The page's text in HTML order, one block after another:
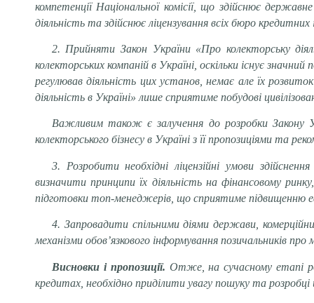
компетенції Національної комісії, що здійснює
діяльність та здійснює ліцензування всіх бюро
2. Прийняти Закон України «Про колекторську
колекторських компаній в Україні, оскільки існує
регулював діяльність цих установ, немає але їх
діяльність в Україні» лише сприятиме побудові
Важливим також є залучення до розробки Закону
колекторського бізнесу в Україні з її пропозиціями та
3. Розробити необхідні ліцензійні умови
визначити принципи їх діяльність на фінансовому
підготовки топ-менеджерів, що сприятиме підвищенню
4. Запровадити спільними діями держави,
механізми обов’язкового інформування позичальників
Висновки і пропозиції. Отже, на сучасному етапі
кредитах, необхідно приділити увагу пошуку та розробці